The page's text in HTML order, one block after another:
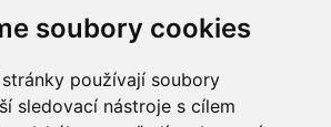
soubory cookies
používají soubory
sledovací nástroje s cílem
negativně zasáhnout další okolí tohoto